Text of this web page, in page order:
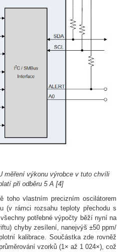
měření výkonu výrobce v tuto chvíli
při odběru 5 A [4]
toho vlastním precizním oscilátorem
(v rámci rozsahu teploty přechodu s
potřebné výpočty běží nyní na
chyby zesílení, nanejvýš ±50 ppm/
kalibrace. Součástka zde rovněž
vzorků (1× až 1 024×), což